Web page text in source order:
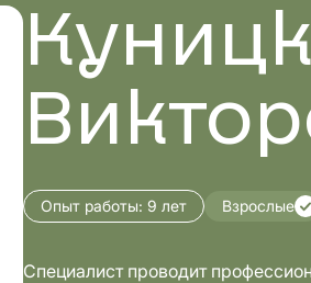
Опыт работы: 9 лет Взрослые
Специалист проводит